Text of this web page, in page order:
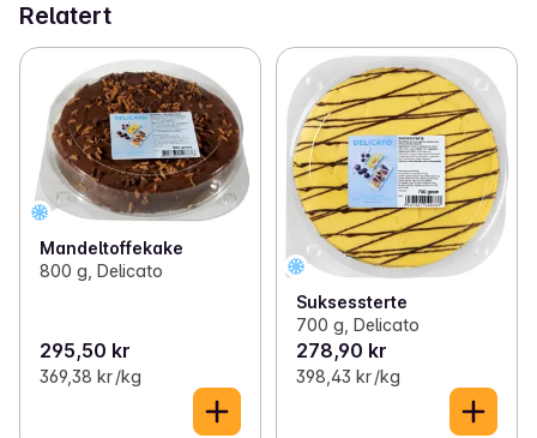
Relatert
Mandeltoffekake
800 g, Delicato
295,50 kr
369,38 kr /kg
Suksessterte
700 g, Delicato
278,90 kr
398,43 kr /kg